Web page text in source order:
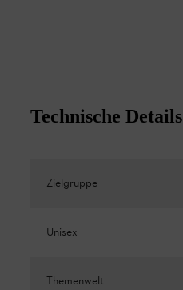
Technische Details
Zielgruppe
Unisex
Themenwelt